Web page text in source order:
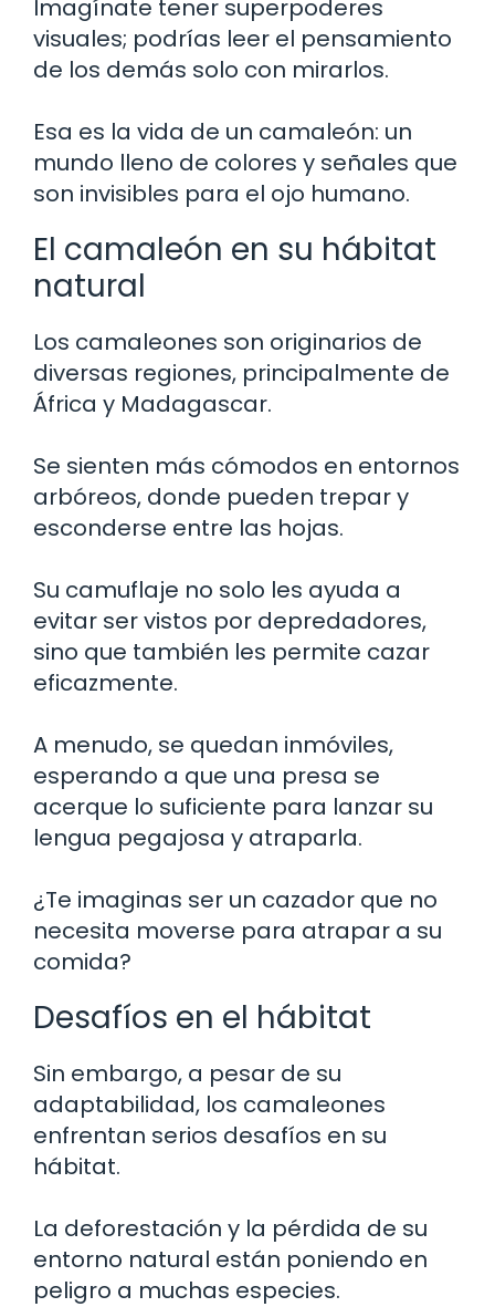
Imagínate tener superpoderes
visuales; podrías leer el pensamiento
de los demás solo con mirarlos.
Esa es la vida de un camaleón: un
mundo lleno de colores y señales que
son invisibles para el ojo humano.
El camaleón en su hábitat
natural
Los camaleones son originarios de
diversas regiones, principalmente de
África y Madagascar.
Se sienten más cómodos en entornos
arbóreos, donde pueden trepar y
esconderse entre las hojas.
Su camuflaje no solo les ayuda a
evitar ser vistos por depredadores,
sino que también les permite cazar
eficazmente.
A menudo, se quedan inmóviles,
esperando a que una presa se
acerque lo suficiente para lanzar su
lengua pegajosa y atraparla.
¿Te imaginas ser un cazador que no
necesita moverse para atrapar a su
comida?
Desafíos en el hábitat
Sin embargo, a pesar de su
adaptabilidad, los camaleones
enfrentan serios desafíos en su
hábitat.
La deforestación y la pérdida de su
entorno natural están poniendo en
peligro a muchas especies.